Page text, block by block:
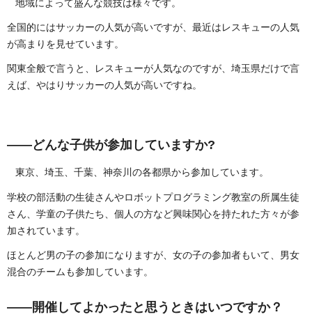
地域によって盛んな競技は様々です。
全国的にはサッカーの人気が高いですが、最近はレスキューの人気
が高まりを見せています。
関東全般で言うと、レスキューが人気なのですが、埼玉県だけで言
えば、やはりサッカーの人気が高いですね。
——どんな子供が参加していますか?
東京、埼玉、千葉、神奈川の各都県から参加しています。
学校の部活動の生徒さんやロボットプログラミング教室の所属生徒
さん、学童の子供たち、個人の方など興味関心を持たれた方々が参
加されています。
ほとんど男の子の参加になりますが、女の子の参加者もいて、男女
混合のチームも参加しています。
——開催してよかったと思うときはいつですか？